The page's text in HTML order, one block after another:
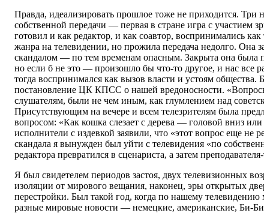
Правда, идеализировать прошлое тоже не приходится. Три
собственной передачи — первая в стране игра с участием
готовил и как редактор, и как соавтор, воспринимались
жанра на телевидении, но прожила передача недолго. Она
скандалом — по тем временам опасным. Закрыта она была
но если б не это — произошло бы что-то другое, и нас все
тогда воспринимался как вызов власти и устоям общества.
постановление ЦК КПСС о нашей вредоносности.
слушателям, были не чем иным, как глумлением над
Присутствующим на вечере и всем телезрителям была
вопросом: «Как кошка слезает с дерева — головой вниз
исполнители с издевкой заявили, что «этот вопрос еще не
скандала я вынужден был уйти с телевидения «по
редактора превратился в сценариста, а затем
Я был свидетелем периодов застоя, двух телевизионных
изоляции от мирового вещания, наконец, эры открытых
перестройки. Был такой год, когда по нашему
разные мировые новости — немецкие, американские, Би-